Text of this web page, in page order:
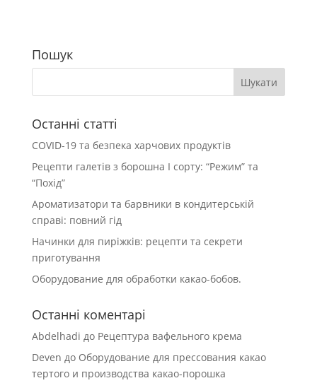
Пошук
Останні статті
COVID-19 та безпека харчових продуктів
Рецепти галетів з борошна І сорту: “Режим” та
“Похід”
Ароматизатори та барвники в кондитерській
справі: повний гід
Начинки для пиріжків: рецепти та секрети
приготування
Оборудование для обработки какао-бобов.
Останні коментарі
Abdelhadi до Рецептура вафельного крема
Deven до Оборудование для прессования какао
тертого и производства какао-порошка